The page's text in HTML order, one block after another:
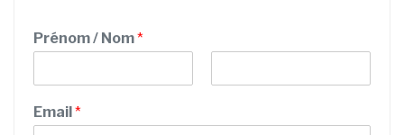
Prénom / Nom*
r
éEmail *